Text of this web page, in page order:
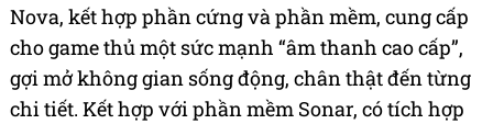
Nova, kết hợp phần cứng và phần mềm, cung cấp
cho game thủ một sức mạnh “âm thanh cao cấp”,
gợi mở không gian sống động, chân thật đến từng
chi tiết. Kết hợp với phần mềm Sonar, có tích hợp